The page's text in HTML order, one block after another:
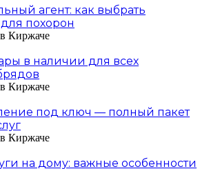
агент: как выбрать
похорон
Киржаче
в наличии для всех
Киржаче
под ключ — полный пакет
Киржаче
на дому: важные особенности